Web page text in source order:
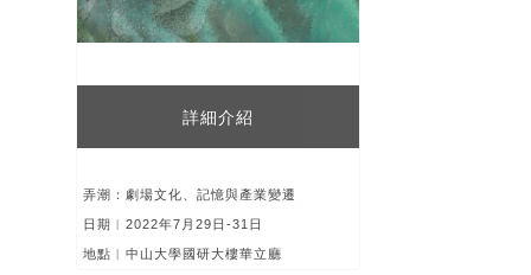
詳細介紹
弄潮：劇場文化、記憶與產業變遷
日期︱2022年7月29日-31日
地點︱中山大學國研大樓華立廳